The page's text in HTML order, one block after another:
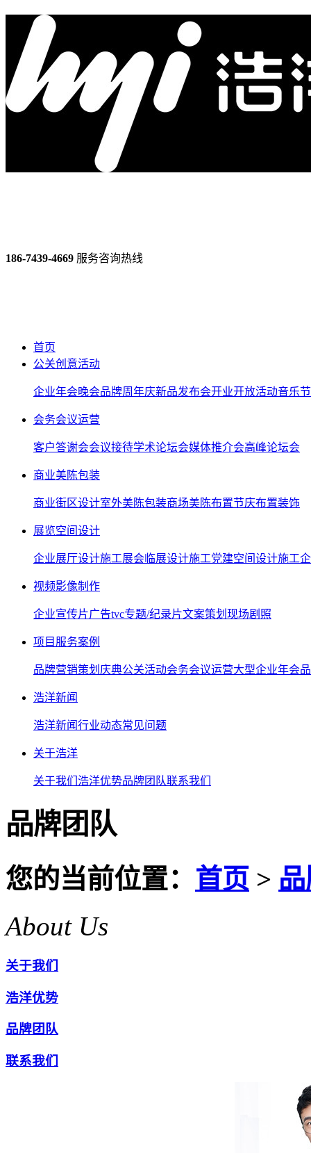
186-7439-4669 服务咨询热线
首页
公关创意活动
企业年会晚会品牌周年庆新品发布会开业开放活动音乐
会务会议运营
客户答谢会会议接待学术论坛会媒体推介会高峰论坛会
商业美陈包装
商业街区设计室外美陈包装商场美陈布置节庆布置装饰
展览空间设计
企业展厅设计施工展会临展设计施工党建空间设计施工
视频影像制作
企业宣传片广告tvc专题/纪录片文案策划 现场剧照
项目服务案例
品牌营销策划 庆典公关活动会务会议运营大型企业年会
浩洋新闻
浩洋新闻行业动态常见问题
关于浩洋
关于我们 浩洋优势品牌团队联系我们
品牌团队
您的当前位置： 首页 >
About Us
关于我们
浩洋优势
品牌团队
联系我们